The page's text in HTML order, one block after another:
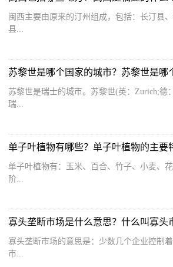
闽西主要由原来的汀州组成，包括：长汀县
县...
苏黎世是哪个国家的城市？苏黎世是哪
苏黎世是瑞士的城市。苏黎世(英：Zurich;德
瑞...
单子叶植物有哪些？单子叶植物的主要
单子叶植物有：玉米、百合、竹子、小麦、
阶...
寡头垄断市场是什么意思？什么叫寡头
寡头垄断市场的意思是：少数几个企业控制
市...